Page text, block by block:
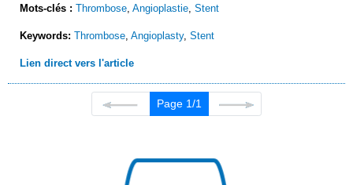
Mots-clés : Thrombose Angioplastie Stent
Keywords: Thrombose Angioplasty, Stent
Lien direct vers l'article
Page 1/1